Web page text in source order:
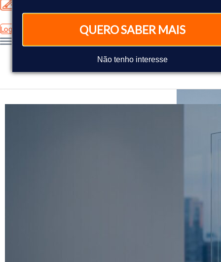
QUERO SABER MAIS
Não tenho interesse
Login